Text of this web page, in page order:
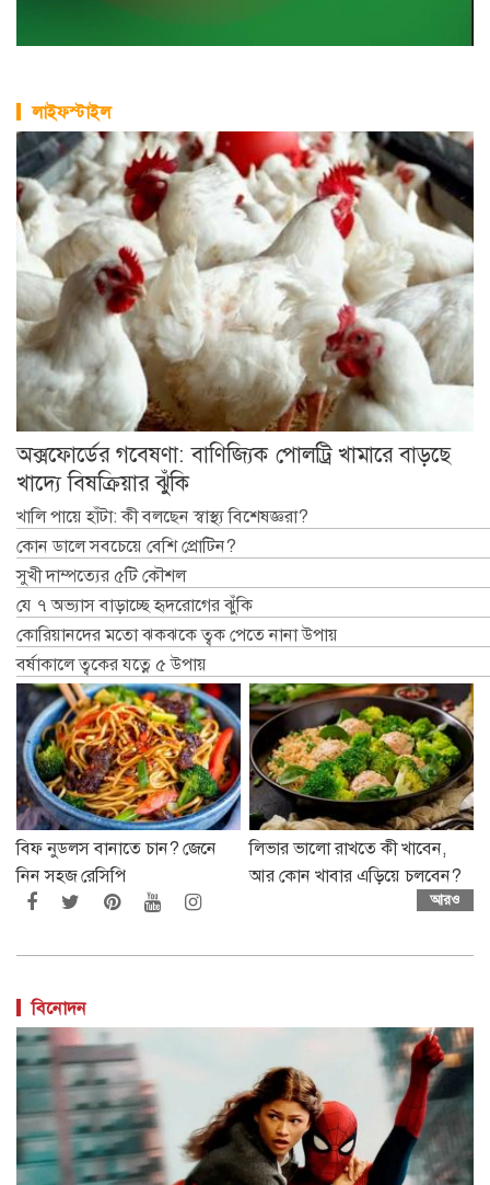
লাইফস্টাইল
অক্সফোর্ডের গবেষণা: বাণিজ্যিক পোলট্রি খামারে বাড়ছে
খাদ্যে বিষক্রিয়ার ঝুঁকি
খালি পায়ে হাঁটা: কী বলছেন স্বাস্থ্য বিশেষজ্ঞরা?
কোন ডালে সবচেয়ে বেশি প্রোটিন?
সুখী দাম্পত্যের ৫টি কৌশল
যে ৭ অভ্যাস বাড়াচ্ছে হৃদরোগের ঝুঁকি
কোরিয়ানদের মতো ঝকঝকে ত্বক পেতে নানা উপায়
বর্ষাকালে ত্বকের যত্নে ৫ উপায়
বিফ নুডলস বানাতে চান? জেনে
নিন সহজ রেসিপি
লিভার ভালো রাখতে কী খাবেন,
আর কোন খাবার এড়িয়ে চলবেন?
আরও
বিনোদন